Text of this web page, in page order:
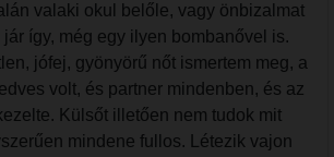
valaki okul belőle, vagy önbizalmat
így, még egy ilyen bombanővel is.
jófej, gyönyörű nőt ismertem meg, a
volt, és partner mindenben, és az
Külsőt illetően nem tudok mit
mindene fullos. Létezik vajon